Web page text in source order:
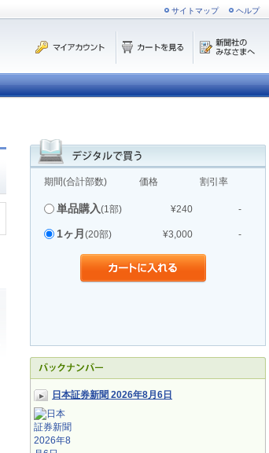
サイトマップ ヘルプ
期間(合計部数) 価格 割引率
単品購入(1部) ¥240 -
1ヶ月 (20部) ¥3,000 -
日本証券新聞 2026年8月6日